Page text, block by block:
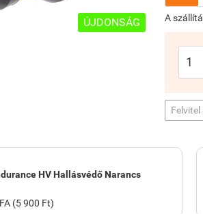
ÚJDONSÁG A
Felvitel
HV Hallásvédő Narancs
(5 900 Ft)